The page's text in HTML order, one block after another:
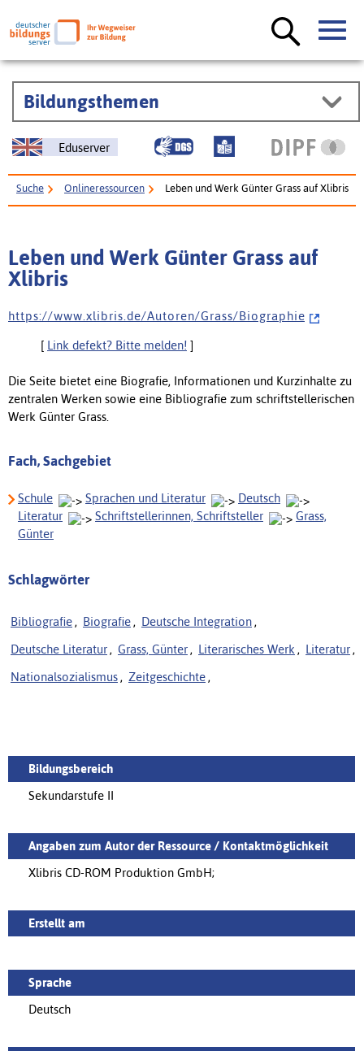
Bildungsthemen
Eduserver
Suche Onlineressourcen Leben und Werk Günter Grass auf Xlibris
Leben und Werk Günter Grass auf
Xlibris
h t t p s : / / w w w . x l i b r i s . d e / A u t o r e n / G r a s s / B i o g r a p h i e
[ Link defekt? Bitte melden! ]
Die Seite bietet eine Biografie, Informationen und Kurzinhalte zu
zentralen Werken sowie eine Bibliografie zum schriftstellerischen
Werk Günter Grass.
Fach, Sachgebiet
Schule Sprachen und Literatur
Deutsch
Literatur
Schriftstellerinnen, Schriftsteller
Grass,
Günter
Schlagwörter
Bibliografie , Biografie , Deutsche Integration ,
Deutsche Literatur , Grass, Günter , Literarisches Werk , Literatur ,
Nationalsozialismus , Zeitgeschichte ,
Bildungsbereich
Sekundarstufe II
Angaben zum Autor der Ressource / Kontaktmöglichkeit
Xlibris CD-ROM Produktion GmbH;
Erstellt am
Sprache
Deutsch